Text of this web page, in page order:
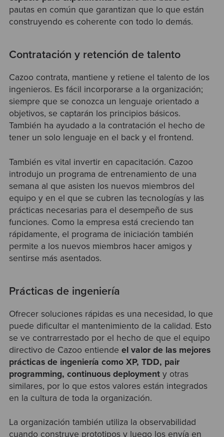
pautas en común que garantizan que lo que están
construyendo es coherente con todo lo demás.
Contratación y retención de talento
Cazoo contrata, mantiene y retiene el talento de los
ingenieros. Es fácil incorporarse a la organización;
siempre que se conozca un lenguaje orientado a
objetivos, se captarán los principios básicos.
También ha ayudado a la contratación el hecho de
tener un solo lenguaje en el back y el frontend.
También es vital invertir en capacitación. Cazoo
introdujo un programa de entrenamiento de una
semana al que asisten los nuevos miembros del
equipo y en el que se cubren las tecnologías y las
prácticas necesarias para el desempeño de sus
funciones. Como la empresa está creciendo tan
rápidamente, el programa de iniciación también
permite a los nuevos miembros hacer amigos y
sentirse más asentados.
Prácticas de ingeniería
Ofrecer soluciones rápidas es una necesidad, lo que
puede dificultar el mantenimiento de la calidad. Esto
se ve contrarrestado por el hecho de que el equipo
directivo de Cazoo entiende el valor de las mejores
prácticas de ingeniería como XP, TDD, pair
programming, continuous deploymenty otras
similares, por lo que estos valores están integrados
en la cultura de toda la organización.
La organización también utiliza la observabilidad
cuando construye prototipos y luego los envía en